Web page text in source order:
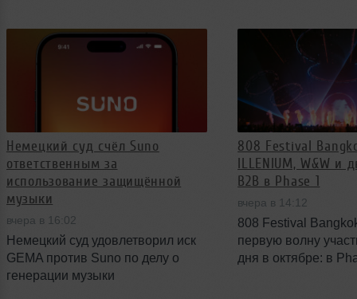
UAD EMT 250 Classic Electronic
Reverb. Компания предлагает
условия стартовой цены и
вошли три модели
беспроводной
управления и
изменениями,
на точность
Немецкий суд счёл Suno
ответственным за
использование защищённой
музыки
вчера в 16:02
Немецкий суд удовлетворил иск
GEMA против Suno по делу о
генерации музыки
808 Festival
ILLENIUM, W&W и
B2B в Phase 1
вчера в 14:12
808 Festival
первую волну
дня в октябре: в